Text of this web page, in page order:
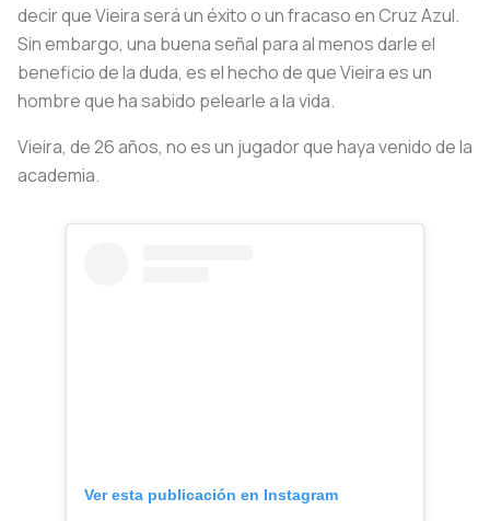
decir que Vieira será un éxito o un fracaso en Cruz Azul.
Sin embargo, una buena señal para al menos darle el
beneficio de la duda, es el hecho de que Vieira es un
hombre que ha sabido pelearle a la vida.
Vieira, de 26 años, no es un jugador que haya venido de la
academia.
Ver esta publicación en Instagram